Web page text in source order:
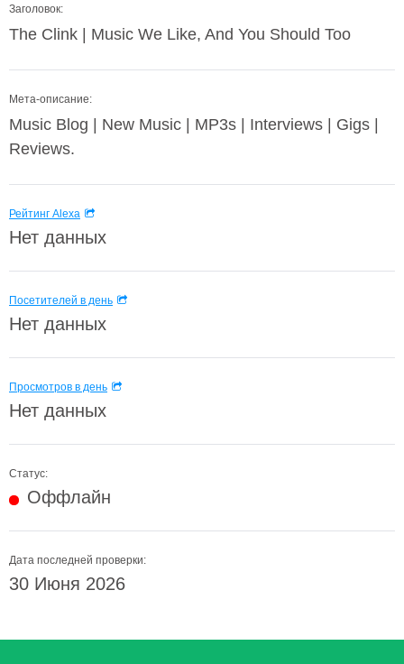
Заголовок:
The Clink | Music We Like, And You Should Too
Мета-описание:
Music Blog | New Music | MP3s | Interviews | Gigs |
Reviews.
Рейтинг Alexa
Нет данных
Посетителей в день
Нет данных
Просмотров в день
Нет данных
Статус:
Оффлайн
Дата последней проверки:
30 Июня 2026